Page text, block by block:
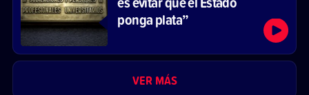
ponga plata”
VER MÁS